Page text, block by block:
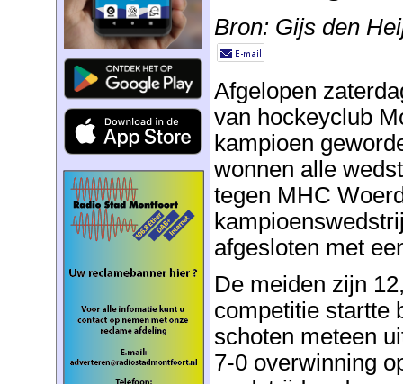
Bron: Gijs den
Afgelopen
van hockeyclub
kampioen
wonnen alle
tegen MHC
afgesloten met
De meiden zijn
competitie startte
schoten meteen
7-0 overwinning